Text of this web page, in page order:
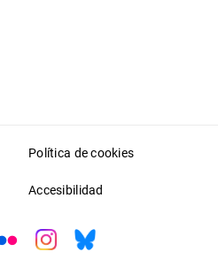
Política de cookies
Accesibilidad
Instagram
Bluesky